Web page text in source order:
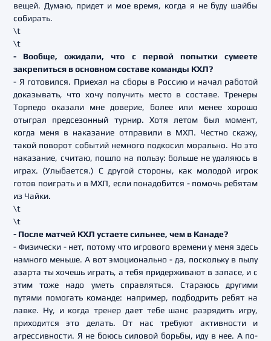
вещей. Думаю, придет и мое время, когда я не буду шайбы
собирать.
\t
\t
- Вообще, ожидали, что с первой попытки сумеете
закрепиться в основном составе команды КХЛ?
- Я готовился. Приехал на сборы в Россию и начал работой
доказывать, что хочу получить место в составе. Тренеры
Торпедо оказали мне доверие, более или менее хорошо
отыграл предсезонный турнир. Хотя летом был момент,
когда меня в наказание отправили в МХЛ. Честно скажу,
такой поворот событий немного подкосил морально. Но это
наказание, считаю, пошло на пользу: больше не удаляюсь в
играх. (Улыбается.) С другой стороны, как молодой игрок
готов поиграть и в МХЛ, если понадобится - помочь ребятам
из Чайки.
\t
\t
- После матчей КХЛ устаете сильнее, чем в Канаде?
- Физически - нет, потому что игрового времени у меня здесь
намного меньше. А вот эмоционально - да, поскольку в пылу
азарта ты хочешь играть, а тебя придерживают в запасе, и с
этим тоже надо уметь справляться. Стараюсь другими
путями помогать команде: например, подбодрить ребят на
лавке. Ну, и когда тренер дает тебе шанс разрядить игру,
приходится это делать. От нас требуют активности и
агрессивности. Я не боюсь силовой борьбы, иду в нее. А по-